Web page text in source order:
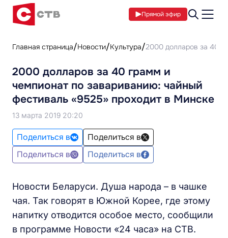
Прямой эфир
Главная страница Новости Культура 2000 долларов за 40
2000 долларов за 40 грамм и
чемпионат по завариванию: чайный
фестиваль «9525» проходит в Минске
13 марта 2019 20:20
Поделиться в
Поделиться в
Поделиться в
Поделиться в
Новости Беларуси. Душа народа – в чашке
чая. Так говорят в Южной Корее, где этому
напитку отводится особое место, сообщили
в программе Новости «24 часа» на СТВ.